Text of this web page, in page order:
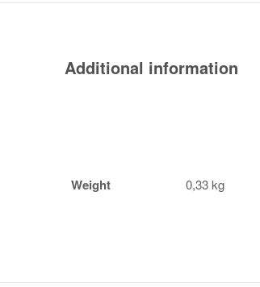
Additional information
Weight 0,33 kg